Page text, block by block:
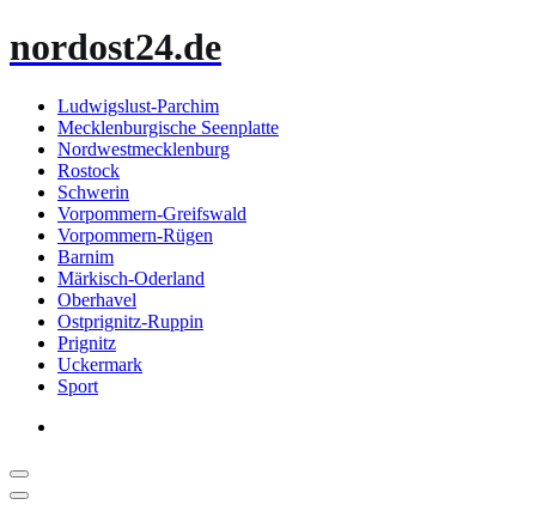
Inhalt
nordost24.de
Ludwigslust-Parchim
Mecklenburgische Seenplatte
Nordwestmecklenburg
Rostock
Schwerin
Vorpommern-Greifswald
Vorpommern-Rügen
Barnim
Märkisch-Oderland
Oberhavel
Ostprignitz-Ruppin
Prignitz
Uckermark
Sport